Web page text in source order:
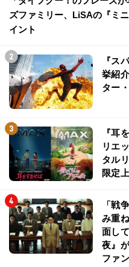
ズファミリー、LiSAの『ミ
イント
『ス
挙紹
ター
『耳
リエ
タル
限定
「戦
み重
面し
夜』
ファ